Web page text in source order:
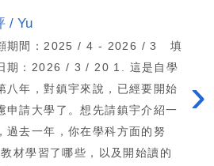
/ Yu
›
期間：2025 / 4 - 2026 / 3 填
期：2026 / 3 / 20 1. 這是自學
八年，對鎮宇來說，已經要開始
申請大學了。想先請鎮宇介紹一
過去一年，你在學科方面的努
材學習了哪些，以及開始讀的